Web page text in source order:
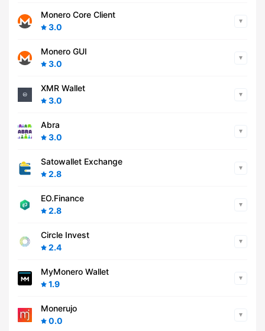
Monero Core Client
3.0
Monero GUI
3.0
XMR Wallet
3.0
Abra
3.0
Satowallet Exchange
2.8
EO.Finance
2.8
Circle Invest
2.4
MyMonero Wallet
1.9
Monerujo
0.0